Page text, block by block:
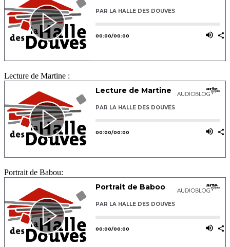
Lecture de Martine :
Portrait de Babou: